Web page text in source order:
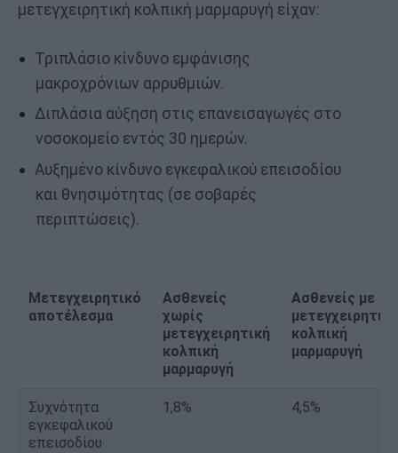
μετεγχειρητική κολπική μαρμαρυγή είχαν:
Τριπλάσιο κίνδυνο εμφάνισης
μακροχρόνιων αρρυθμιών.
Διπλάσια αύξηση στις επανεισαγωγές στο
νοσοκομείο εντός 30 ημερών.
Αυξημένο κίνδυνο εγκεφαλικού επεισοδίου
και θνησιμότητας (σε σοβαρές
περιπτώσεις).
Μετεγχειρητικό
αποτέλεσμα
Ασθενείς
χωρίς
μετεγχειρητική
κολπική
μαρμαρυγή
Ασθενείς με
μετεγχειρητική
κολπική
μαρμαρυγή
Συχνότητα
εγκεφαλικού
επεισοδίου
1,8% 4,5%